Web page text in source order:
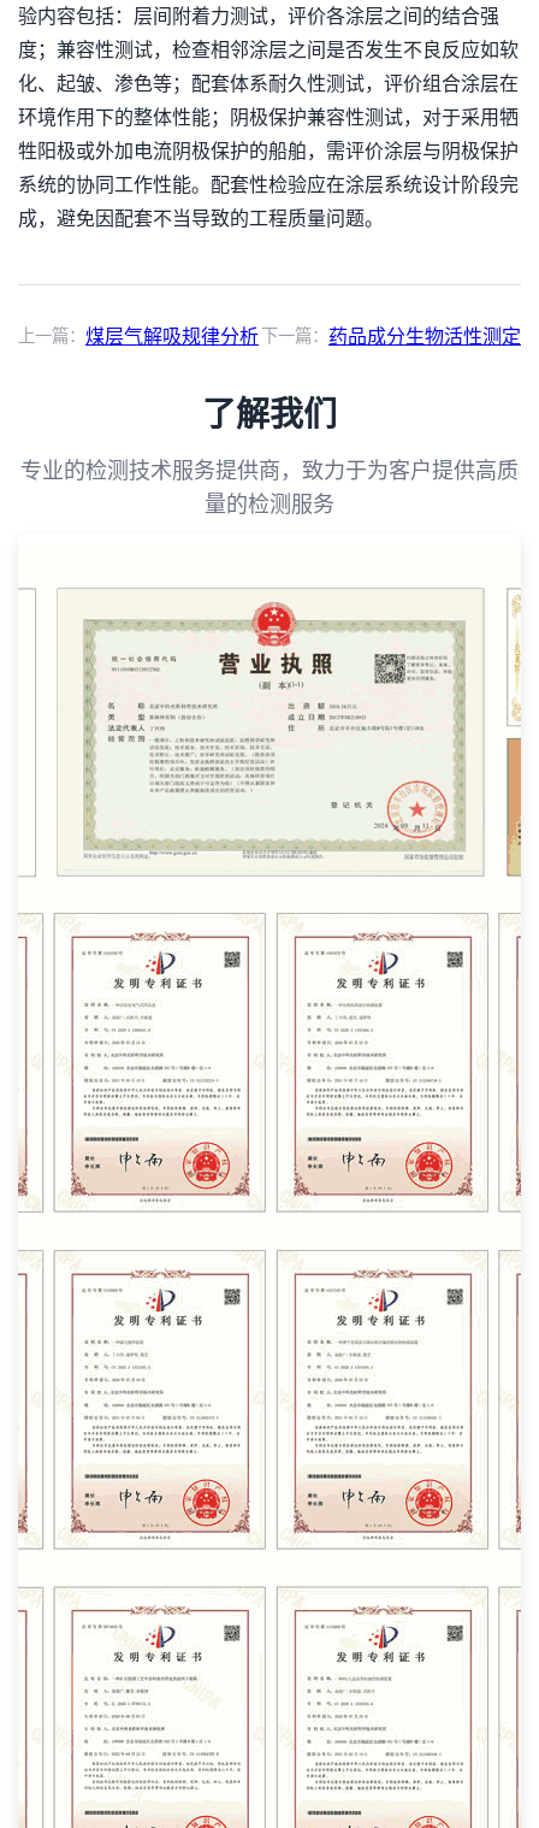
验内容包括：层间附着力测试，评价各涂层之间的结合强
度；兼容性测试，检查相邻涂层之间是否发生不良反应如软
化、起皱、渗色等；配套体系耐久性测试，评价组合涂层在
环境作用下的整体性能；阴极保护兼容性测试，对于采用牺
牲阳极或外加电流阴极保护的船舶，需评价涂层与阴极保护
系统的协同工作性能。配套性检验应在涂层系统设计阶段完
成，避免因配套不当导致的工程质量问题。
上一篇： 煤层气解吸规律分析 下一篇： 药品成分生物活性测定
了解我们
专业的检测技术服务提供商，致力于为客户提供高质
量的检测服务